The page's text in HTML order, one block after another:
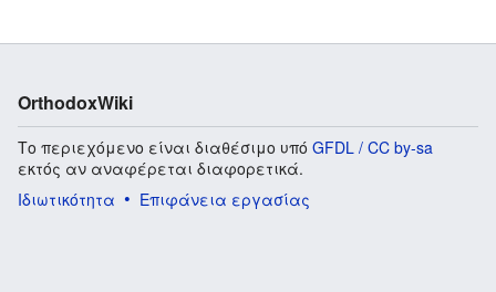
OrthodoxWiki
Το περιεχόμενο είναι διαθέσιμο υπό GFDL / CC by-sa
εκτός αν αναφέρεται διαφορετικά.
Ιδιωτικότητα
Επιφάνεια εργασίας